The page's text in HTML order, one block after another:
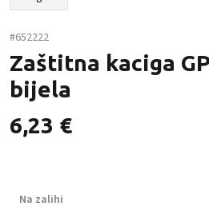
#652222
Zaštitna kaciga
bijela
6,23 €
Na zalihi